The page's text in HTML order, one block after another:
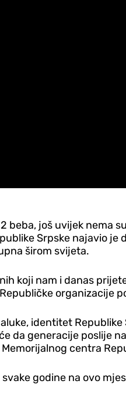
beba, još uvijek nema
Srpske najavio
širom svijeta.
koji nam i danas
organizacije
identitet
da generacije poslije
centra
godine na ovo